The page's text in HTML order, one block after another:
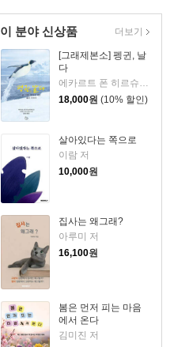
이 분야 신상품
[그래제본소] 펭귄, 날
다
18,000원 (10% 할인)
살아있다는 쪽으로
이람 저
10,000원
집사는 왜그래?
아루미 저
16,100원
봄은 먼저 피는 마음
에서 온다
김미진 저
더보기